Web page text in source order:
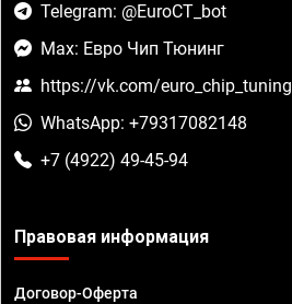
Telegram: @EuroCT_bot
Max: Евро Чип Тюнинг
https://vk.com/euro_chip_tuning
WhatsApp: +79317082148
+7 (4922) 49-45-94
Правовая информация
Договор-Оферта